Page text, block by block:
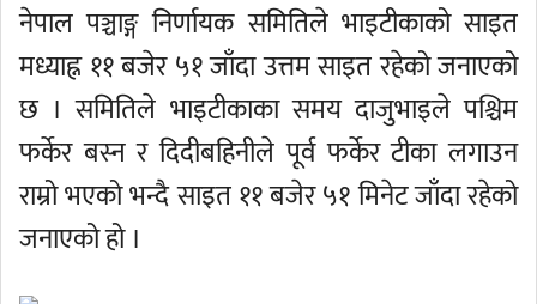
नेपाल पञ्चाङ्ग निर्णायक समितिले भाइटीकाको साइत
मध्याह्न ११ बजेर ५१ जाँदा उत्तम साइत रहेको जनाएको
छ । समितिले भाइटीकाका समय दाजुभाइले पश्चिम
फर्केर बस्न र दिदीबहिनीले पूर्व फर्केर टीका लगाउन
राम्रो भएको भन्दै साइत ११ बजेर ५१ मिनेट जाँदा रहेको
जनाएको हो ।